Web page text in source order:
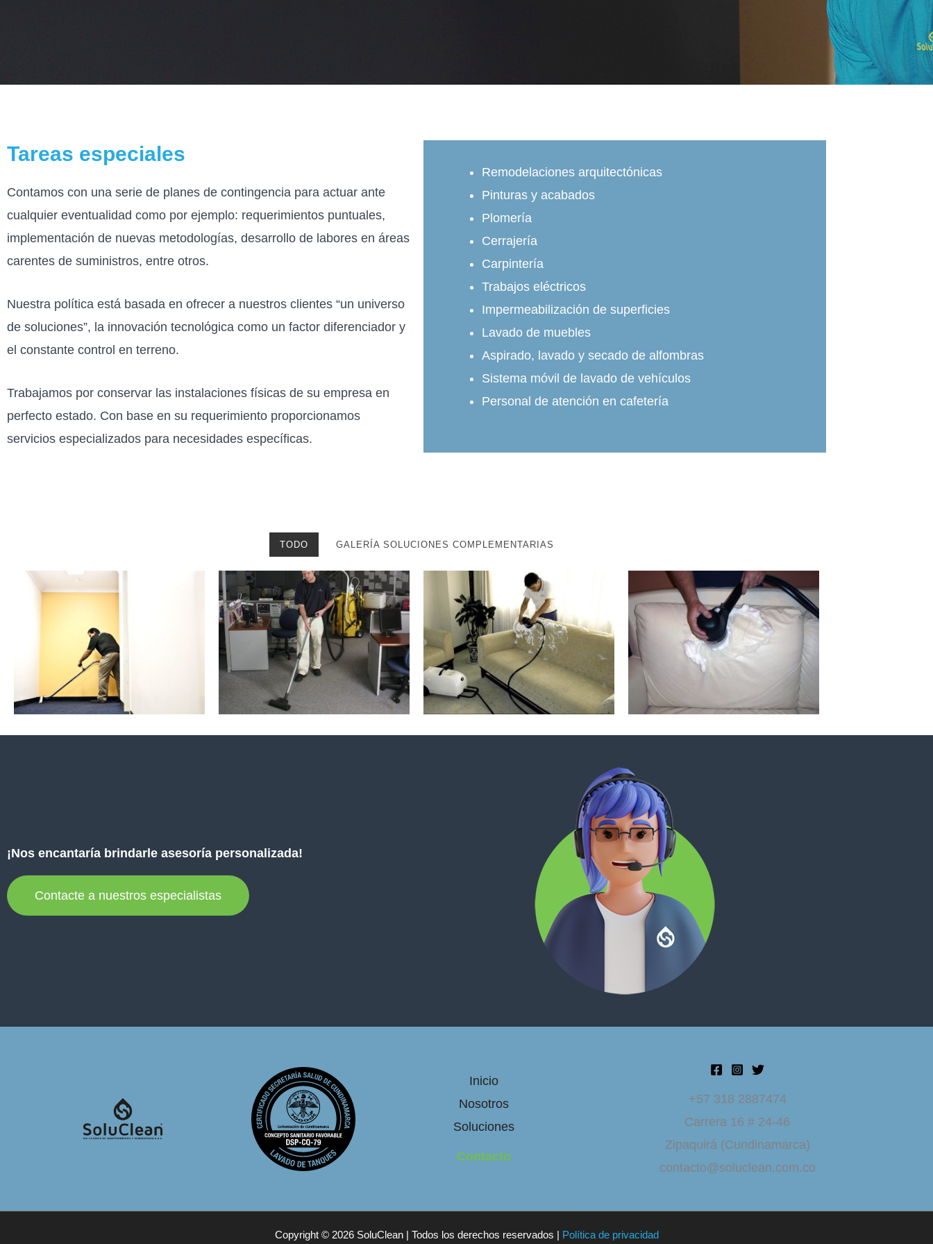
Tareas especiales
Contamos con una serie de planes de contingencia para actuar ante
cualquier eventualidad como por ejemplo: requerimientos puntuales,
implementación de nuevas metodologías, desarrollo de labores en áreas
carentes de suministros, entre otros.
Nuestra política está basada en ofrecer a nuestros clientes “un universo
de soluciones”, la innovación tecnológica como un factor diferenciador y
el constante control en terreno.
Trabajamos por conservar las instalaciones físicas de su empresa en
perfecto estado. Con base en su requerimiento proporcionamos
servicios especializados para necesidades específicas.
Remodelaciones arquitectónicas
Pinturas y acabados
Plomería
Cerrajería
Carpintería
Trabajos eléctricos
Impermeabilización de superficies
Lavado de muebles
Aspirado, lavado y secado de alfombras
Sistema móvil de lavado de vehículos
Personal de atención en cafetería
TODO GALERÍA SOLUCIONES COMPLEMENTARIAS
¡Nos encantaría brindarle asesoría personalizada!​
Contacte a nuestros especialistas
Inicio
Nosotros
Soluciones
Contacto
+57 318 2887474
Carrera 16 # 24-46
Zipaquirá (Cundinamarca)
contacto@soluclean.com.co
Copyright © 2026 SoluClean | Todos los derechos reservados | Política de privacidad